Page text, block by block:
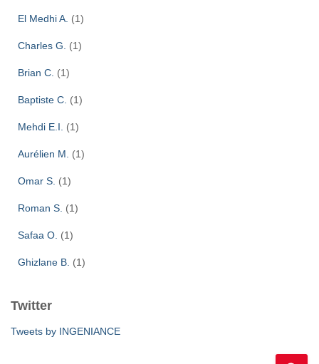
El Medhi A. (1)
Charles G. (1)
Brian C. (1)
Baptiste C. (1)
Mehdi E.I. (1)
Aurélien M. (1)
Omar S. (1)
Roman S. (1)
Safaa O. (1)
Ghizlane B. (1)
Twitter
Tweets by INGENIANCE